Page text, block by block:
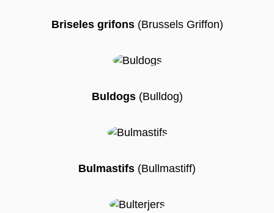
Briseles grifons(Brussels Griffon)
Buldogs(Bulldog)
Bulmastifs (Bullmastiff)